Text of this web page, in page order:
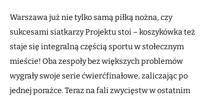
Warszawa już nie tylko samą piłką nożna, czy
sukcesami siatkarzy Projektu stoi – koszykówka też
staje się integralną częścią sportu w stołecznym
mieście! Oba zespoły bez większych problemów
wygrały swoje serie ćwierćfinałowe, zaliczając po
jednej porażce. Teraz na fali zwycięstw w ostatnim